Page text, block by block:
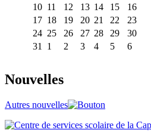
10 11 12 13 14 15
16
17 18 19 20 21 22
23
24 25 26 27 28 29
30
31
1 2 3 4 5 6
Nouvelles
Autres nouvelles